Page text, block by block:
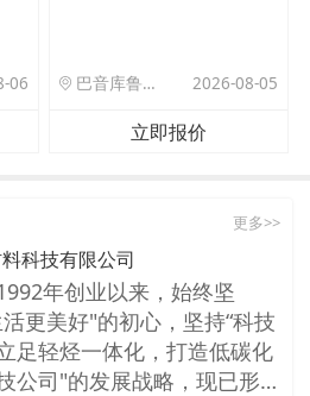
06 巴音库鲁提镇,托帕口岸六号库房 2026-08-05
立即报价
更多>>
科技有限公司
年创业以来，始终坚
更美好"的初心，坚持“科技
足轻烃一体化，打造低碳化
公司"的发展战略，现已形